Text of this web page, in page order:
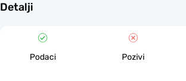
Detalji
Podaci Pozivi